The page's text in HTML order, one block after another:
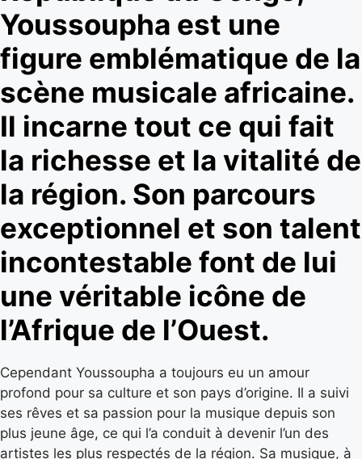
Youssoupha est une
figure emblématique de la
scène musicale africaine.
Il incarne tout ce qui fait
la richesse et la vitalité de
la région. Son parcours
exceptionnel et son talent
incontestable font de lui
une véritable icône de
l’Afrique de l’Ouest.
Cependant Youssoupha a toujours eu un amour
profond pour sa culture et son pays d’origine. Il a suivi
ses rêves et sa passion pour la musique depuis son
plus jeune âge, ce qui l’a conduit à devenir l’un des
artistes les plus respectés de la région. Sa musique, à